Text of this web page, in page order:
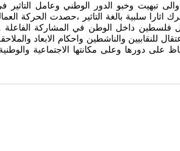
تبهيت وخبو الدور الوطني وعامل التاثير
سلبية بالغة التاثير ،حصدت الحركة
داخل الوطن في المشاركة الفاعلة
للنقابات وعضويتها والاعتقال للنقابيين والناشطين واحكام
على دورها وعلى مكانتها الاجتماعية